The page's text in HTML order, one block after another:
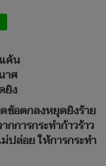
ค้น
าศ
ยิง
ข้อตกลงหยุดยิงร้าย
การกระทำก้าวร้าว
ปล่อย ให้การกระทำ